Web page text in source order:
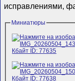
исправлениями,
Миниатюры